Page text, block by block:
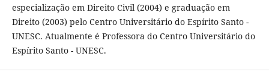
especialização em Direito Civil (2004) e graduação em
Direito (2003) pelo Centro Universitário do Espírito Santo -
UNESC. Atualmente é Professora do Centro Universitário do
Espírito Santo - UNESC.